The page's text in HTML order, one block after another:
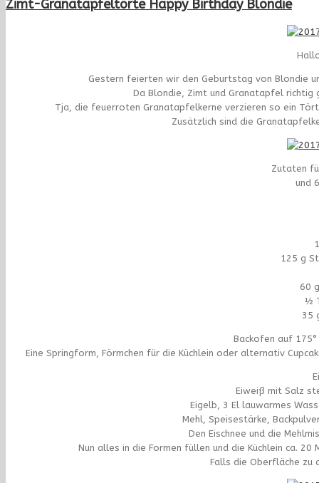
Zimt-Granatapfeltorte Happy Birthday Blondie
Gestern feierten wir den Geburtstag von Blondie
Da Blondie, Zimt und Granatapfel richtig
Tja, die feuerroten Granatapfelkerne verzieren so ein
Zusätzlich sind die
Zutaten
und
125 g
60
½
35
Backofen auf
Eine Springform, Förmchen für die Küchlein oder alternativ
Eiweiß mit Salz
Eigelb, 3 El lauwarmes
Mehl, Speisestärke,
Den Eischnee und die
Nun alles in die Formen füllen und die Küchlein ca.
Falls die Oberfläche zu